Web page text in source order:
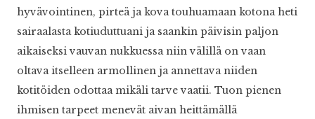
hyvävointinen, pirteä ja kova touhuamaan kotona heti
sairaalasta kotiuduttuani ja saankin päivisin paljon
aikaiseksi vauvan nukkuessa niin välillä on vaan
oltava itselleen armollinen ja annettava niiden
kotitöiden odottaa mikäli tarve vaatii. Tuon pienen
ihmisen tarpeet menevät aivan heittämällä